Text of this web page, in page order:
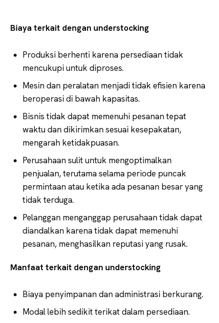
Biaya terkait dengan understocking
Produksi berhenti karena persediaan tidak
mencukupi untuk diproses.
Mesin dan peralatan menjadi tidak efisien karena
beroperasi di bawah kapasitas.
Bisnis tidak dapat memenuhi pesanan tepat
waktu dan dikirimkan sesuai kesepakatan,
mengarah ketidakpuasan.
Perusahaan sulit untuk mengoptimalkan
penjualan, terutama selama periode puncak
permintaan atau ketika ada pesanan besar yang
tidak terduga.
Pelanggan menganggap perusahaan tidak dapat
diandalkan karena tidak dapat memenuhi
pesanan, menghasilkan reputasi yang rusak.
Manfaat terkait dengan understocking
Biaya penyimpanan dan administrasi berkurang.
Modal lebih sedikit terikat dalam persediaan.